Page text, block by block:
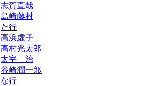
志賀直哉
島崎藤村
た行
高浜虚子
高村光太郎
太宰 治
谷崎潤一郎
な行